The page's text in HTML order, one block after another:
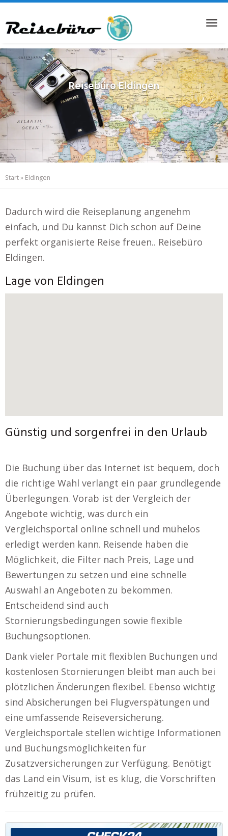
to
main
content
ReisebüroEldingen
Start» Eldingen
Dadurch wird die Reiseplanung angenehm
einfach, und Du kannst Dich schon auf Deine
perfekt organisierte Reise freuen.. Reisebüro
Eldingen.
Lage von Eldingen
Günstig und sorgenfrei in den Urlaub
Die Buchung über das Internet ist bequem, doch
die richtige Wahl verlangt ein paar grundlegende
Überlegungen. Vorab ist der Vergleich der
Angebote wichtig, was durch ein
Vergleichsportal online schnell und mühelos
erledigt werden kann. Reisende haben die
Möglichkeit, die Filter nach Preis, Lage und
Bewertungen zu setzen und eine schnelle
Auswahl an Angeboten zu bekommen.
Entscheidend sind auch
Stornierungsbedingungen sowie flexible
Buchungsoptionen.
Dank vieler Portale mit flexiblen Buchungen und
kostenlosen Stornierungen bleibt man auch bei
plötzlichen Änderungen flexibel. Ebenso wichtig
sind Absicherungen bei Flugverspätungen und
eine umfassende Reiseversicherung.
Vergleichsportale stellen wichtige Informationen
und Buchungsmöglichkeiten für
Zusatzversicherungen zur Verfügung. Benötigt
das Land ein Visum, ist es klug, die Vorschriften
frühzeitig zu prüfen.